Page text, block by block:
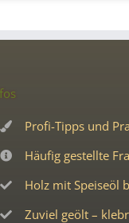
Profi-Tipps und
Häufig gestellte
Holz mit Speiseöl
Zuviel geölt –